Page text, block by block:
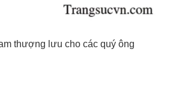
thượng lưu cho các quý ông